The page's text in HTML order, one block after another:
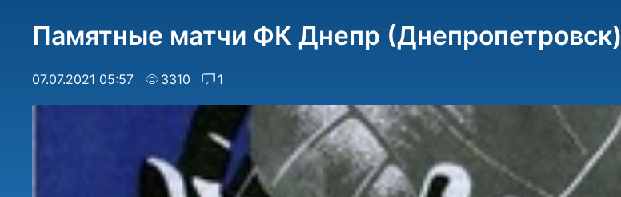
Памятные матчи ФК Днепр (Днепропетровск)
07.07.2021 05:57 3310 1